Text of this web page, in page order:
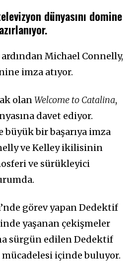
dünyasını domine
Michael Connelly,
imza atıyor.
olanWelcome to Catalina,
davet ediyor.
büyük bir başarıya imza
ve Kelley ikilisinin
ve sürükleyici
görev yapan Dedektif
yaşanan çekişmeler
sürgün edilen Dedektif
içinde buluyor.